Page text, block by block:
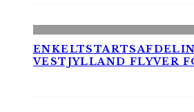
VESTJYLLAND FLYVER